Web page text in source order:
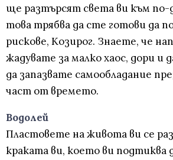
ще разтърсят света ви към по-
това трябва да сте готови да
рискове, Козирог. Знаете, че
жадувате за малко хаос, дори и
да запазвате самообладание
част от времето.
Водолей
Пластовете на живота ви се
краката ви, което ви подтиква